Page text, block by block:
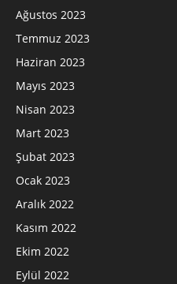
Ağustos 2023
Temmuz 2023
Haziran 2023
Mayıs 2023
Nisan 2023
Mart 2023
Şubat 2023
Ocak 2023
Aralık 2022
Kasım 2022
Ekim 2022
Eylül 2022